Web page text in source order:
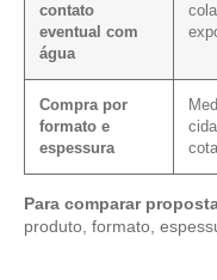
contato
eventual com
água
Compra por
formato e
espessura
Para comparar
produto, formato,